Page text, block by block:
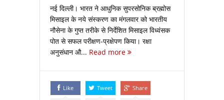
नई दिल्ली। भारत ने आधुनिक सुपरसोनिक ब्रह्मोस
मिसाइल के नये संस्करण का मंगलवार को भारतीय
नौसेना के गुप्त तरीके से निर्देशित मिसाइल विध्वंसक
पोत से सफल परीक्षण-प्रक्षेपण किया। रक्षा
अनुसंधान औ... Read more
Like Tweet Share